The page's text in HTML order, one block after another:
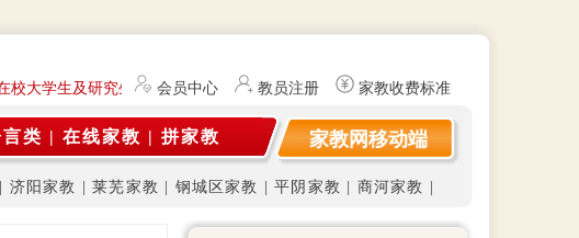
大学生及研究生（持有教师资格证）提供勤工俭学、社会实践兼职信息的服务
会员中心 教员注册 家教收费标准
类 | 在线家教 | 拼家教 家教网移动端
济阳家教 |莱芜家教 钢城区家教 |平阴家教 商河家教